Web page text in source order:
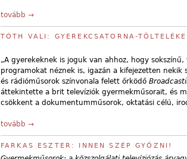
tovább →
TÓTH VALI: GYEREKCSATORNA-
„A gyerekeknek is joguk van ahhoz, hogy
programokat néznek is, igazán a kifejezetten nekik
és rádióműsorok színvonala felett őrködő
áttekintette a brit televíziók gyermekműsorait, és
csökkent a dokumentumműsorok, oktatási célú,
tovább →
FARKAS ESZTER: INNEN SZÉP GYŐZNI!